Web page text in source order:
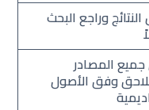
وراجع البحث
المصادر
وفق الأصول